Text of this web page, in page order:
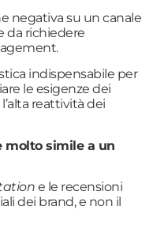
negativa su un canale
da richiedere
indispensabile per
le esigenze dei
reattività dei
molto simile a un
e le recensioni
dei brand, e non il